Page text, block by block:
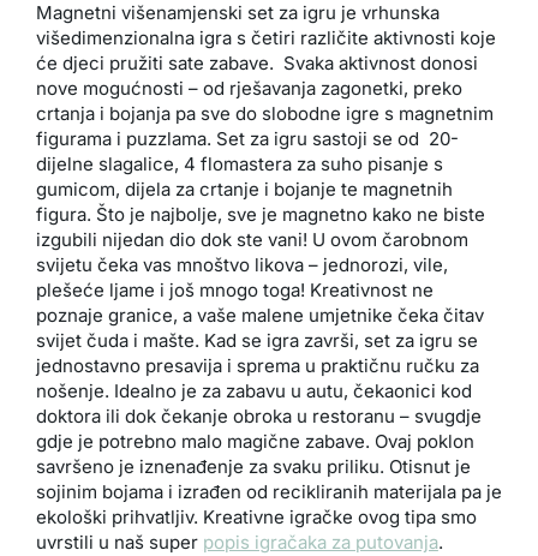
Magnetni višenamjenski set za igru je vrhunska
višedimenzionalna igra s četiri različite aktivnosti koje
će djeci pružiti sate zabave. Svaka aktivnost donosi
nove mogućnosti – od rješavanja zagonetki, preko
crtanja i bojanja pa sve do slobodne igre s magnetnim
figurama i puzzlama. Set za igru sastoji se od 20-
dijelne slagalice, 4 flomastera za suho pisanje s
gumicom, dijela za crtanje i bojanje te magnetnih
figura. Što je najbolje, sve je magnetno kako ne biste
izgubili nijedan dio dok ste vani! U ovom čarobnom
svijetu čeka vas mnoštvo likova – jednorozi, vile,
plešeće ljame i još mnogo toga! Kreativnost ne
poznaje granice, a vaše malene umjetnike čeka čitav
svijet čuda i mašte. Kad se igra završi, set za igru se
jednostavno presavija i sprema u praktičnu ručku za
nošenje. Idealno je za zabavu u autu, čekaonici kod
doktora ili dok čekanje obroka u restoranu – svugdje
gdje je potrebno malo magične zabave. Ovaj poklon
savršeno je iznenađenje za svaku priliku. Otisnut je
sojinim bojama i izrađen od recikliranih materijala pa je
ekološki prihvatljiv. Kreativne igračke ovog tipa smo
uvrstili u naš super popis igračaka za putovanja.